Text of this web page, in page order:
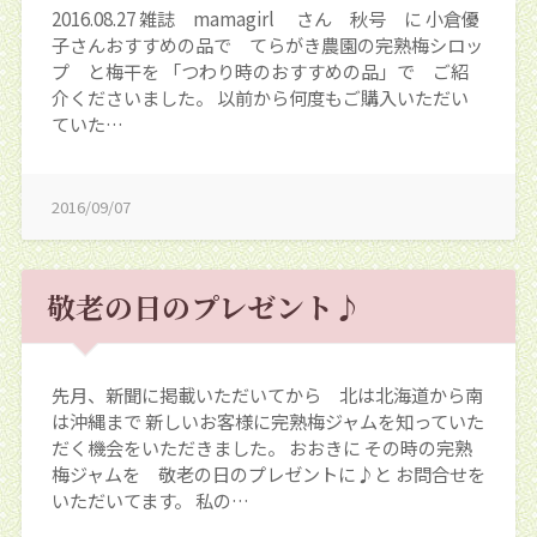
2016.08.27 雑誌 mamagirl さん 秋号 に 小倉優
子さんおすすめの品で てらがき農園の完熟梅シロッ
プ と梅干を 「つわり時のおすすめの品」で ご紹
介くださいました。 以前から何度もご購入いただい
ていた…
2016/09/07
敬老の日のプレゼント♪
先月、新聞に掲載いただいてから 北は北海道から南
は沖縄まで 新しいお客様に完熟梅ジャムを知っていた
だく機会をいただきました。 おおきに その時の完熟
梅ジャムを 敬老の日のプレゼントに♪と お問合せを
いただいてます。 私の…